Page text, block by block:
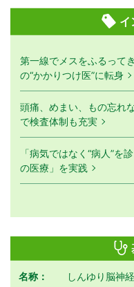
イ
第一線でメスをふるって
の“かかりつけ医”に転身
頭痛、めまい、もの忘れ
で検査体制も充実
「病気ではなく“病人”を
の医療」を実践
名称： しんゆり脳神